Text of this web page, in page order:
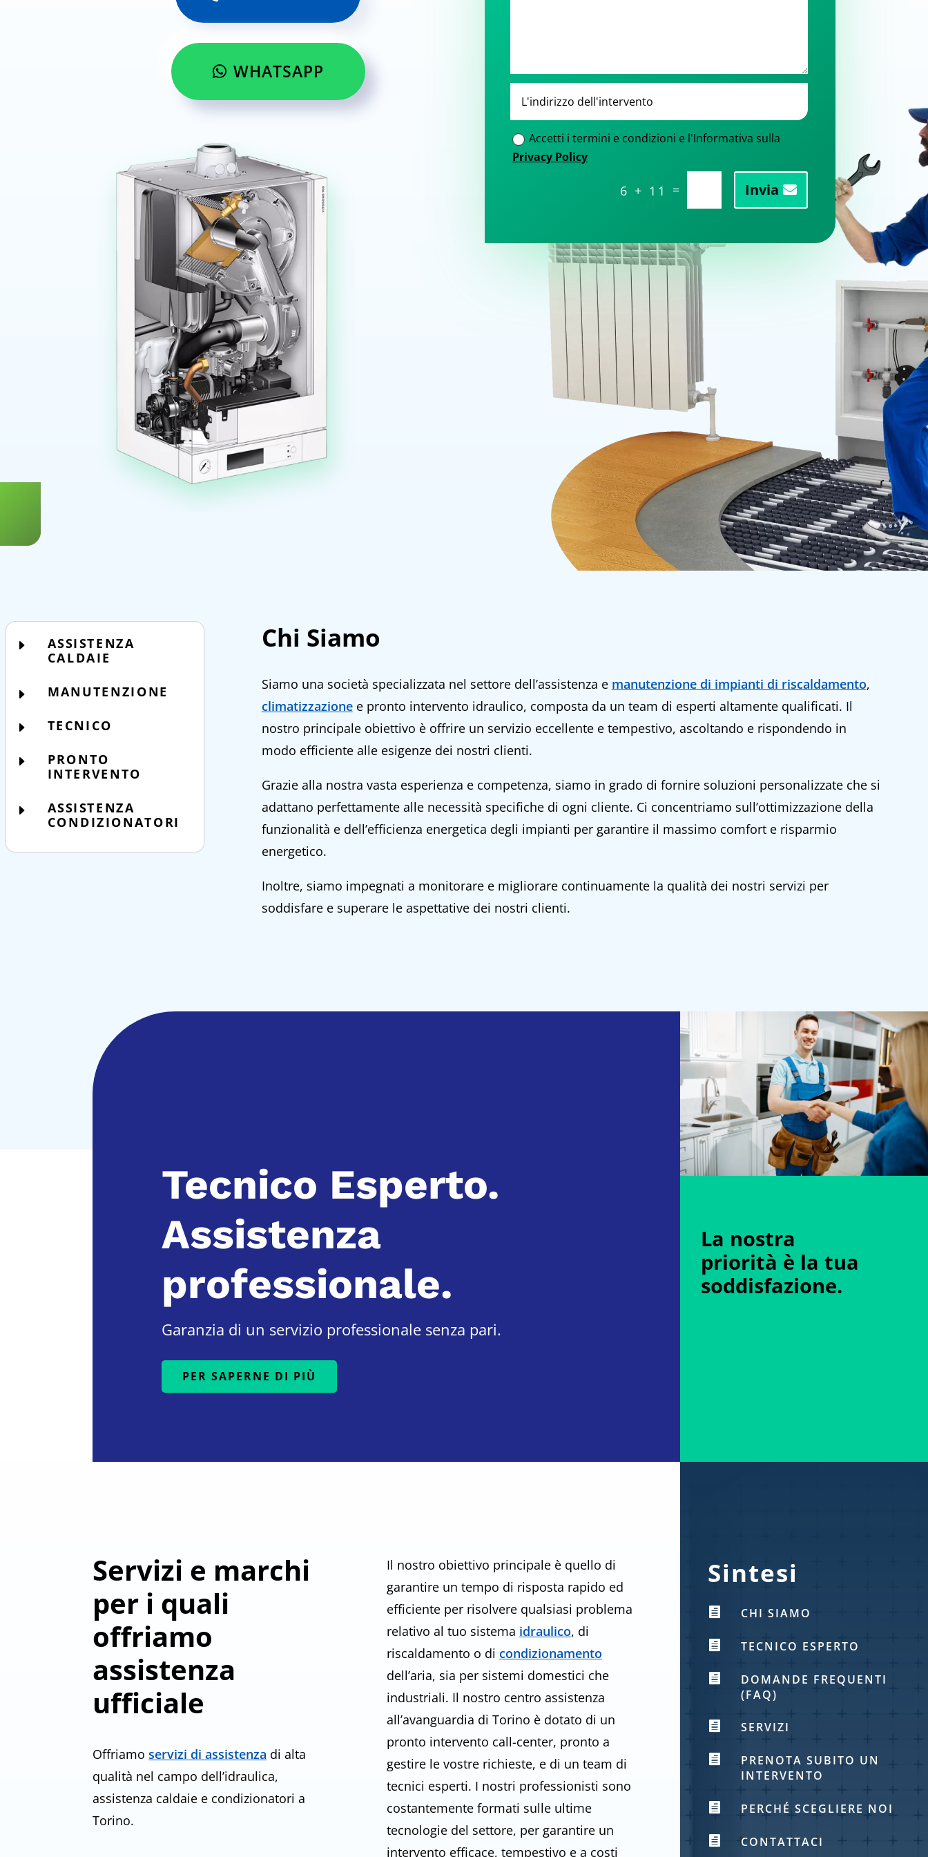
WHATSAPP
Accetti i termini e condizioni e l'Informativa sulla
Privacy Policy
6 + 11 = Invia
E
ASSISTENZA
CALDAIE
E MANUTENZIONE
E TECNICO
E
PRONTO
INTERVENTO
E
ASSISTENZA
CONDIZIONATORI
Chi Siamo
Siamo una società specializzata nel settore dell’assistenza e manutenzione di impianti di riscaldamento,
climatizzazionee pronto intervento idraulico, composta da un team di esperti altamente qualificati. Il
nostro principale obiettivo è offrire un servizio eccellente e tempestivo, ascoltando e rispondendo in
modo efficiente alle esigenze dei nostri clienti.
Grazie alla nostra vasta esperienza e competenza, siamo in grado di fornire soluzioni personalizzate che si
adattano perfettamente alle necessità specifiche di ogni cliente. Ci concentriamo sull’ottimizzazione della
funzionalità e dell’efficienza energetica degli impianti per garantire il massimo comfort e risparmio
energetico.
Inoltre, siamo impegnati a monitorare e migliorare continuamente la qualità dei nostri servizi per
soddisfare e superare le aspettative dei nostri clienti.
Tecnico Esperto.
Assistenza
professionale.
Garanzia di un servizio professionale senza pari.
PER SAPERNE DI PIÙ
La nostra
priorità è la tua
soddisfazione.
Servizi e marchi
per i quali
offriamo
assistenza
ufficiale
Offriamoservizi di assistenza di alta
qualità nel campo dell’idraulica,
assistenza caldaie e condizionatori a
Torino.
Il nostro obiettivo principale è quello di
garantire un tempo di risposta rapido ed
efficiente per risolvere qualsiasi problema
relativo al tuo sistema idraulico, di
riscaldamento o di condizionamento
dell’aria, sia per sistemi domestici che
industriali. Il nostro centro assistenza
all’avanguardia di Torino è dotato di un
pronto intervento call-center, pronto a
gestire le vostre richieste, e di un team di
tecnici esperti. I nostri professionisti sono
costantemente formati sulle ultime
tecnologie del settore, per garantire un
intervento efficace, tempestivo e a costi
Sintesi
 CHI SIAMO
 TECNICO ESPERTO

DOMANDE FREQUENTI
(FAQ)
 SERVIZI

PRENOTA SUBITO UN
INTERVENTO
 PERCHÉ SCEGLIERE NOI
 CONTATTACI